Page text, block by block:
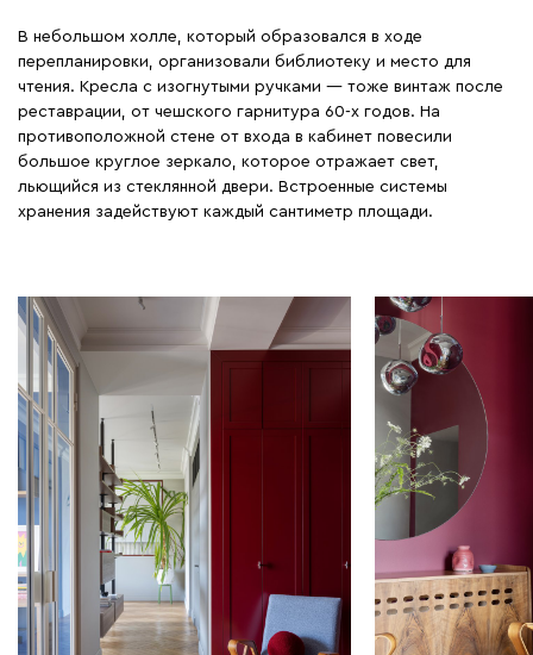
В небольшом холле, который образовался в ходе
перепланировки, организовали библиотеку и место для
чтения. Кресла с изогнутыми ручками — тоже винтаж после
реставрации, от чешского гарнитура 60-х годов. На
противоположной стене от входа в кабинет повесили
большое круглое зеркало, которое отражает свет,
льющийся из стеклянной двери. Встроенные системы
хранения задействуют каждый сантиметр площади.